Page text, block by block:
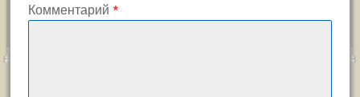
Комментарий *